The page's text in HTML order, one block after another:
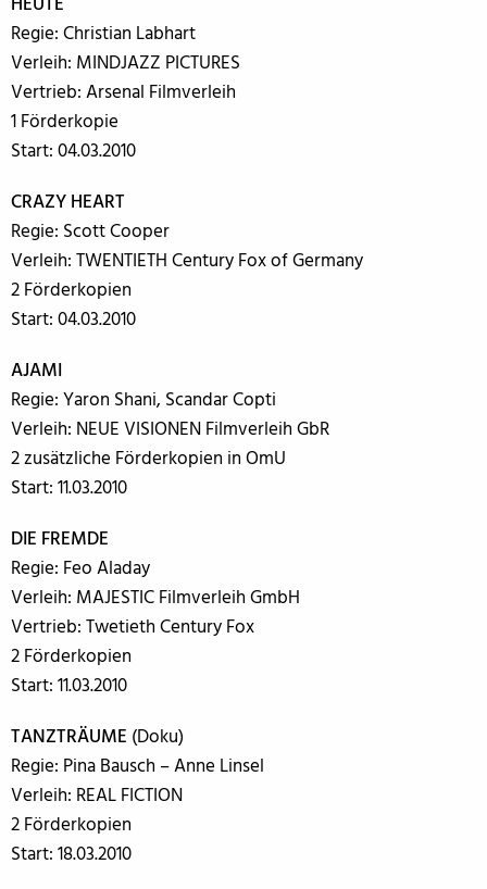
Regie: Christian Labhart
Verleih: MINDJAZZ PICTURES
Vertrieb: Arsenal Filmverleih
1 Förderkopie
Start: 04.03.2010
CRAZY HEART
Regie: Scott Cooper
Verleih: TWENTIETH Century Fox of Germany
2 Förderkopien
Start: 04.03.2010
AJAMI
Regie: Yaron Shani, Scandar Copti
Verleih: NEUE VISIONEN Filmverleih GbR
2 zusätzliche Förderkopien in OmU
Start: 11.03.2010
DIE FREMDE
Regie: Feo Aladay
Verleih: MAJESTIC Filmverleih GmbH
Vertrieb: Twetieth Century Fox
2 Förderkopien
Start: 11.03.2010
TANZTRÄUME (Doku)
Regie: Pina Bausch – Anne Linsel
Verleih: REAL FICTION
2 Förderkopien
Start: 18.03.2010